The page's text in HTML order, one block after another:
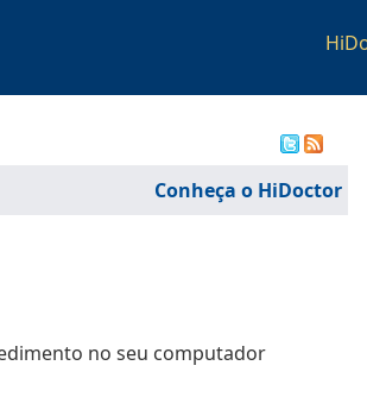
Conheça o HiDoctor
no seu computador